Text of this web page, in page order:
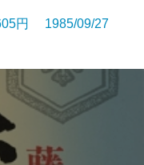
円 1985/09/27